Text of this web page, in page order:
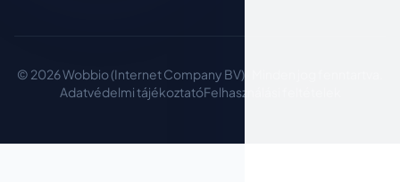
© 2026 Wobbio (Internet Company BV) · Minden jog fenntartva.
Adatvédelmi tájékoztatóFelhasználási feltételek